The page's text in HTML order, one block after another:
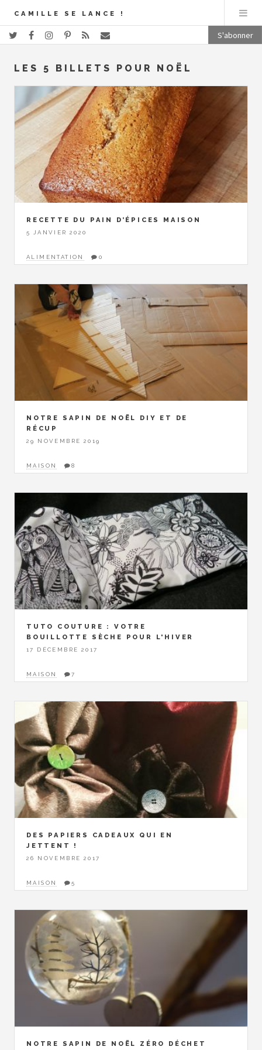
CAMILLE SE LANCE !
S'abonner
LES 5 BILLETS POUR NOËL
RECETTE DU PAIN D’ÉPICES MAISON
5 JANVIER 2020
ALIMENTATION 0
NOTRE SAPIN DE NOËL DIY ET DE
RÉCUP
29 NOVEMBRE 2019
MAISON 8
TUTO COUTURE : VOTRE
BOUILLOTTE SÈCHE POUR L'HIVER
17 DÉCEMBRE 2017
MAISON 7
DES PAPIERS CADEAUX QUI EN
JETTENT !
26 NOVEMBRE 2017
MAISON 5
NOTRE SAPIN DE NOËL ZÉRO DÉCHET